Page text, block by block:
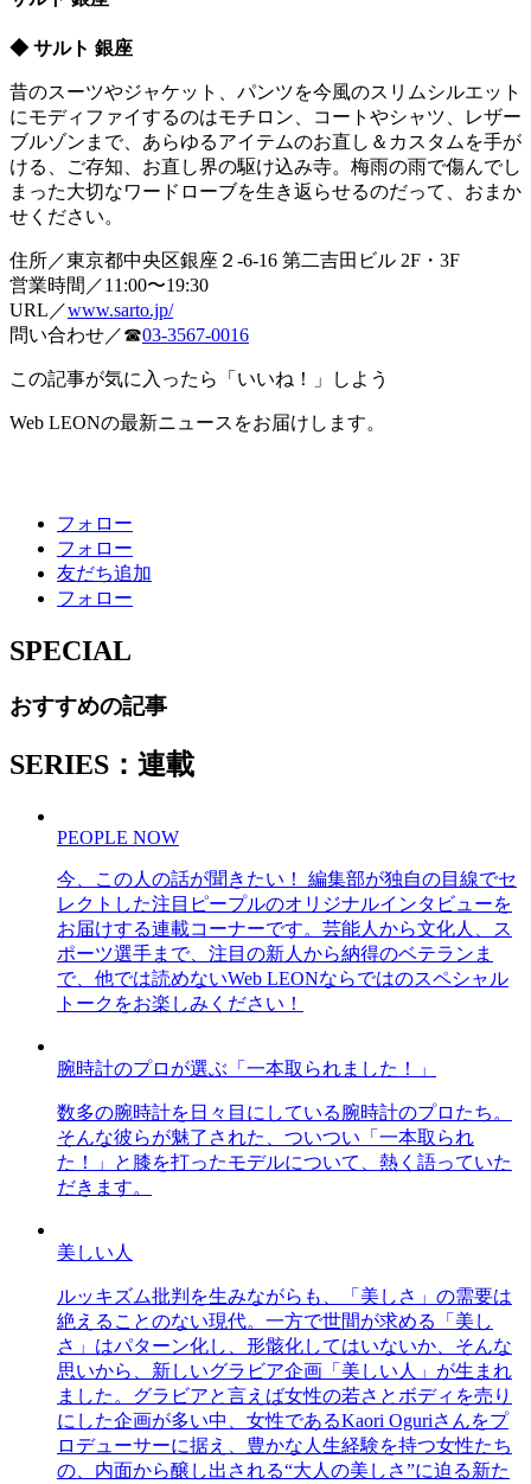
◆ サルト 銀座
昔のスーツやジャケット、パンツを今風のスリムシルエット
にモディファイするのはモチロン、コートやシャツ、レザー
ブルゾンまで、あらゆるアイテムのお直し＆カスタムを手が
ける、ご存知、お直し界の駆け込み寺。梅雨の雨で傷んでし
まった大切なワードローブを生き返らせるのだって、おまか
せください。
住所／東京都中央区銀座２-6-16 第二吉田ビル 2F・3F
営業時間／11:00〜19:30
URL／www.sarto.jp/
問い合わせ／☎03-3567-0016
この記事が気に入ったら「いいね！」しよう
Web LEONの最新ニュースをお届けします。
フォロー
フォロー
友だち追加
フォロー
SPECIAL
おすすめの記事
SERIES：連載
PEOPLE NOW
今、この人の話が聞きたい！ 編集部が独自の目線でセ
レクトした注目ピープルのオリジナルインタビューを
お届けする連載コーナーです。芸能人から文化人、ス
ポーツ選手まで、注目の新人から納得のベテランま
で、他では読めないWeb LEONならではのスペシャル
トークをお楽しみください！
腕時計のプロが選ぶ「一本取られました！」
数多の腕時計を日々目にしている腕時計のプロたち。
そんな彼らが魅了された、ついつい「一本取られ
た！」と膝を打ったモデルについて、熱く語っていた
だきます。
美しい人
ルッキズム批判を生みながらも、「美しさ」の需要は
絶えることのない現代。一方で世間が求める「美し
さ」はパターン化し、形骸化してはいないか、そんな
思いから、新しいグラビア企画「美しい人」が生まれ
ました。グラビアと言えば女性の若さとボディを売り
にした企画が多い中、女性であるKaori Oguriさんをプ
ロデューサーに据え、豊かな人生経験を持つ女性たち
の、内面から醸し出される“大人の美しさ”に迫る新た